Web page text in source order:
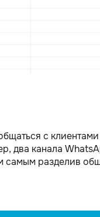
с
два канала
самым разделив